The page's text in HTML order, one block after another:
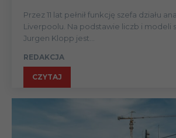
Przez 11 lat pełnił funkcję szefa działu
Liverpoolu. Na podstawie liczb i modeli
Jurgen Klopp jest...
REDAKCJA
CZYTAJ